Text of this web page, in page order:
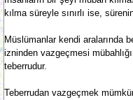
kılma süreyle sınırlı ise,
Müslümanlar kendi aralarında
izninden vazgeçmesi
teberrudur.
Teberrudan vazgeçmek